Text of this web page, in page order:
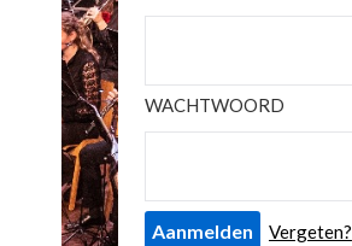
WACHTWOORD
Vergeten?